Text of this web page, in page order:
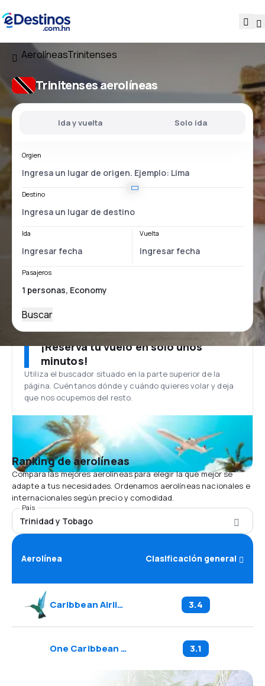
AerolíneasTrinitenses
Trinitenses aerolíneas
Ida y vuelta Solo ida
Orgien
Destino
Ida Vuelta
Pasajeros
Buscar
¡Reserva tu vuelo en solo unos
minutos!
Utiliza el buscador situado en la parte superior de la
página. Cuéntanos dónde y cuándo quieres volar y deja
que nos ocupemos del resto.
Ranking de aerolíneas
Compara las mejores aerolíneas para elegir la que mejor se
adapte a tus necesidades. Ordenamos aerolíneas nacionales e
internacionales según precio y comodidad.
País
Trinidad y Tobago
Aerolínea Clasificación general
Caribbean Airlines 3.4
One Caribbean Media 3.1